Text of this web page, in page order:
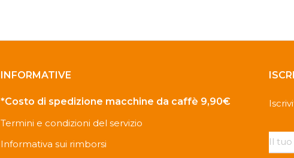
INFORMATIVE
*Costo di spedizione macchine da caffè 9,90€
Termini e condizioni del servizio
Informativa sui rimborsi